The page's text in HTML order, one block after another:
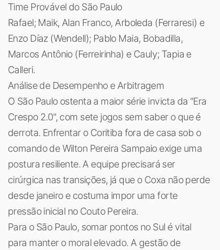
Time Provável do São Paulo
Rafael; Maik, Alan Franco, Arboleda (Ferraresi) e
Enzo Díaz (Wendell); Pablo Maia, Bobadilla,
Marcos Antônio (Ferreirinha) e Cauly; Tapia e
Calleri.
Análise de Desempenho e Arbitragem
O São Paulo ostenta a maior série invicta da "Era
Crespo 2.0", com sete jogos sem saber o que é
derrota. Enfrentar o Coritiba fora de casa sob o
comando de Wilton Pereira Sampaio exige uma
postura resiliente. A equipe precisará ser
cirúrgica nas transições, já que o Coxa não perde
desde janeiro e costuma impor uma forte
pressão inicial no Couto Pereira.
Para o São Paulo, somar pontos no Sul é vital
para manter o moral elevado. A gestão de